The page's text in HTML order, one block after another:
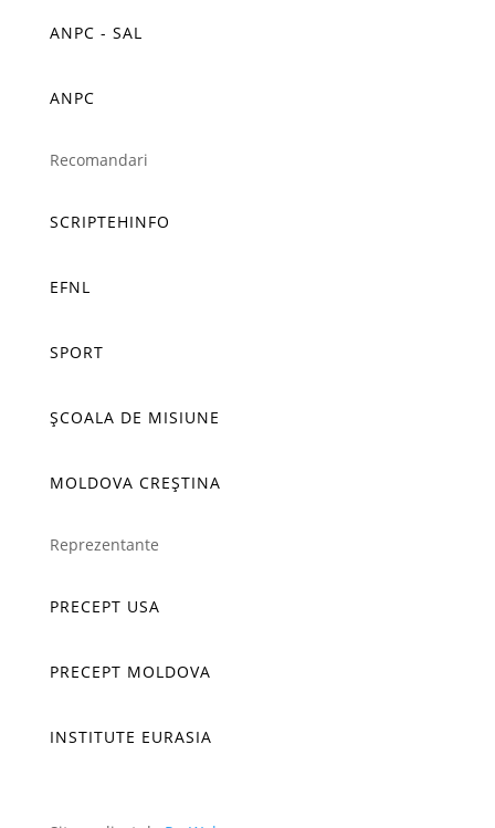
ANPC - SAL
ANPC
Recomandari
SCRIPTEHINFO
EFNL
SPORT
ȘCOALA DE MISIUNE
MOLDOVA CREȘTINA
Reprezentante
PRECEPT USA
PRECEPT MOLDOVA
INSTITUTE EURASIA